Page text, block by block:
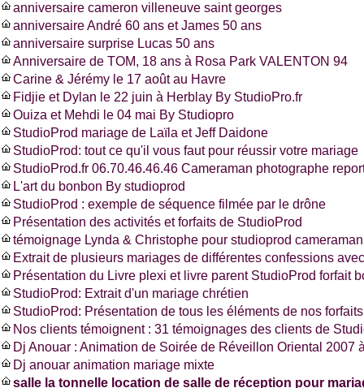
anniversaire cameron villeneuve saint georges
anniversaire André 60 ans et James 50 ans
anniversaire surprise Lucas 50 ans
Anniversaire de TOM, 18 ans à Rosa Park VALENTON 94
Carine & Jérémy le 17 août au Havre
Fidjie et Dylan le 22 juin à Herblay By StudioPro.fr
Ouiza et Mehdi le 04 mai By Studiopro
StudioProd mariage de Laïla et Jeff Daidone
StudioProd: tout ce qu'il vous faut pour réussir votre mariage
StudioProd.fr 06.70.46.46.46 Cameraman photographe
L'art du bonbon By studioprod
StudioProd : exemple de séquence filmée par le drône
Présentation des activités et forfaits de StudioProd
témoignage Lynda & Christophe pour studioprod
Extrait de plusieurs mariages de différentes confessions
Présentation du Livre plexi et livre parent StudioProd forfait
StudioProd: Extrait d'un mariage chrétien
StudioProd: Présentation de tous les éléments de nos forfaits
Nos clients témoignent : 31 témoignages des clients de
Dj Anouar : Animation de Soirée de Réveillon Oriental 2007
Dj anouar animation mariage mixte
salle la tonnelle location de salle de réception pour